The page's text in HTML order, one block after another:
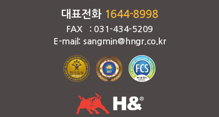
대표전화 1644-8998
FAX : 031-434-5209
E-mail: sangmin@hngr.co.kr